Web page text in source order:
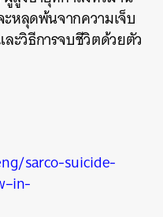
ะหลุดพ้นจากความเจ็บ
ะวิธีการจบชีวิตด้วยตัว
sarco-suicide-